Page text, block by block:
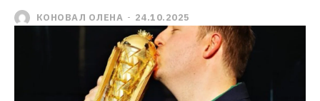
КОНОВАЛ ОЛЕНА - 24.10.2025